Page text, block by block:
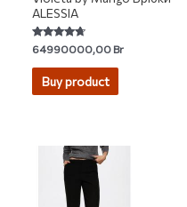
ALESSIA
Rated
4.50
out of 5
64990000,00Br
Buy product